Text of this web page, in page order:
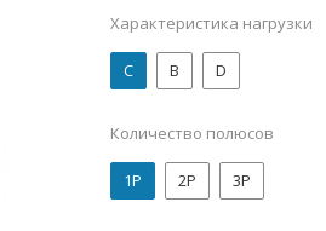
Характеристика нагрузки
C B D
Количество полюсов
1P 2P 3P